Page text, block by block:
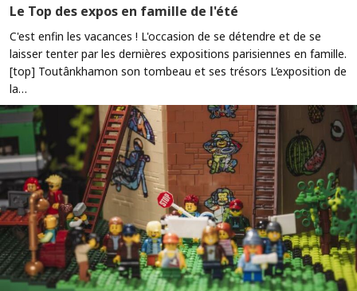
Le Top des expos en famille de l'été
C'est enfin les vacances ! L'occasion de se détendre et de se
laisser tenter par les dernières expositions parisiennes en famille.
[top] Toutânkhamon son tombeau et ses trésors L’exposition de
la…